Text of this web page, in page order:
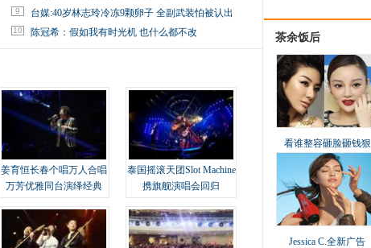
9 台媒:40岁林志玲冷冻9颗卵子 全副武装怕被认出
10 陈冠希：假如我有时光机 也什么都不改
姜育恒长春个唱万人合唱
万芳优雅同台演绎经典
泰国摇滚天团Slot Machine
携旗舰演唱会回归
茶余饭后
看谁整容砸脸砸钱狠
Jessica C.全新广告